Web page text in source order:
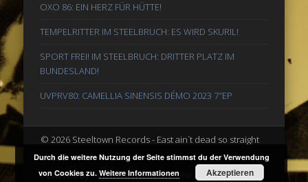
OXO 86: EIN HERZ FÜR HÜTTE!
TEMPELRITTER IM STEELBRUCH: ES WIRD SKURIL!
SPORT FREI! IM STEELBRUCH: DRITTER PLATZ IM
BUNDESLAND!
UVPRV80: CAMELLIA SINENSIS DÉMO 2023 7″EP
© 2026 Steeltown Records - East ain`t dead so straight
ahead
Powered byPinboard ThemebyOne Designsand
Durch die weitere Nutzung der Seite stimmst du der Verwendung
von Cookies zu.Weitere Informationen Akzeptieren